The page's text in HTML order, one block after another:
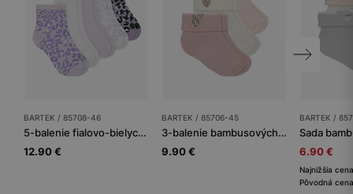
BARTEK / 85708-46
5-balenie fialovo-bielych dievčenských ponožiek s leopardím vzorom BARTEK 85708-46
12.90 €
BARTEK / 85706-45
3-balenie bambusových detských ponožiek BARTEK s jesenným motívom
9.90 €
BARTEK /
6.90 €
Najnižšia
Pôvodná